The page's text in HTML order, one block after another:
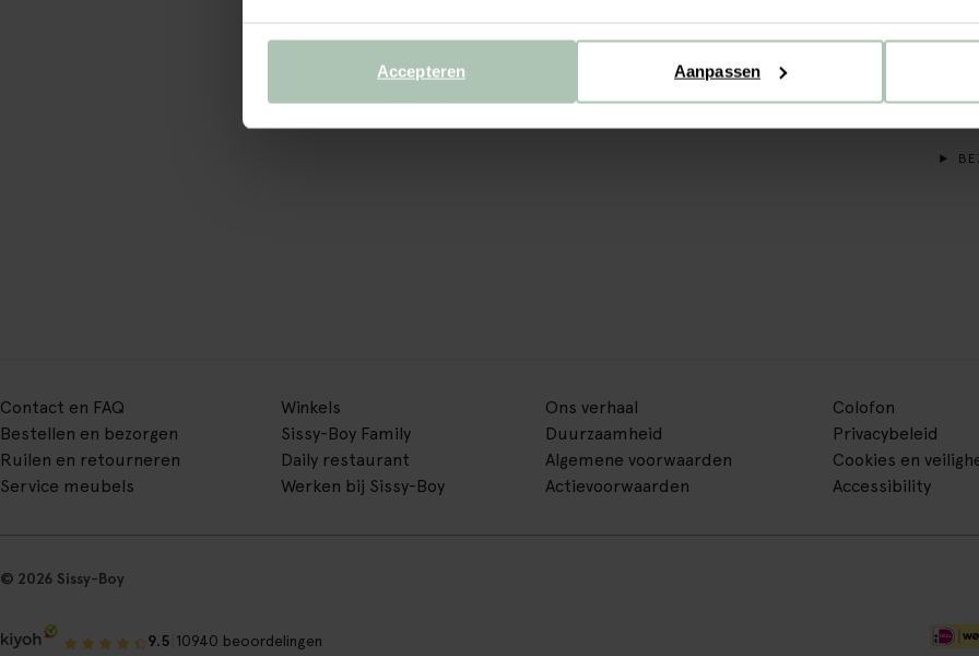
Aanpassen
Accepteren
Contact en FAQ
Bestellen en bezorgen
Ruilen en retourneren
Service meubels
Winkels
Sissy-Boy Family
Daily restaurant
Werken bij Sissy-Boy
Ons verhaal
Duurzaamheid
Algemene voorwaarden
Actievoorwaarden
Colofon
Privacybeleid
Cookies en
Accessibility
© 2026 Sissy-Boy
9.5 10940 beoordelingen